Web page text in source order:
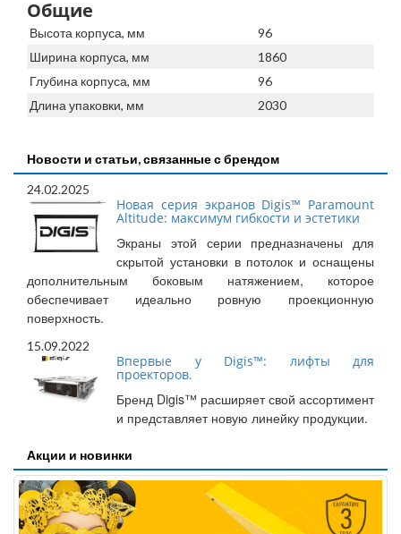
Общие
Высота корпуса, мм
96
Ширина корпуса, мм
1860
Глубина корпуса, мм
96
Длина упаковки, мм
2030
Новости и статьи, связанные с брендом
24.02.2025
Новая серия экранов Digis™ Paramount
Altitude: максимум гибкости и эстетики
Экраны этой серии предназначены для
скрытой установки в потолок и оснащены
дополнительным боковым натяжением, которое
обеспечивает идеально ровную проекционную
поверхность.
15.09.2022
Впервые у Digis™: лифты для
проекторов.
Бренд Digis™ расширяет свой ассортимент
и представляет новую линейку продукции.
Акции и новинки